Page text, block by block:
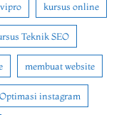
kursus online
Teknik SEO
membuat website
Optimasi instagram